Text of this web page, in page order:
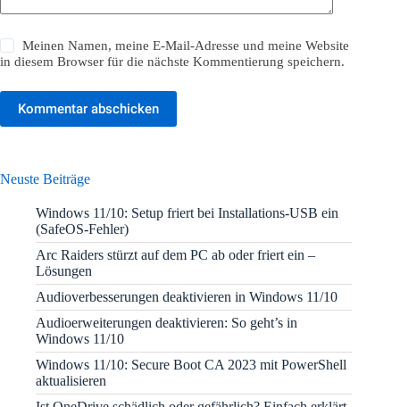
Meinen Namen, meine E-Mail-Adresse und meine Website
in diesem Browser für die nächste Kommentierung speichern.
Kommentar abschicken
Neuste Beiträge
Windows 11/10: Setup friert bei Installations-USB ein
(SafeOS-Fehler)
Arc Raiders stürzt auf dem PC ab oder friert ein –
Lösungen
Audioverbesserungen deaktivieren in Windows 11/10
Audioerweiterungen deaktivieren: So geht’s in
Windows 11/10
Windows 11/10: Secure Boot CA 2023 mit PowerShell
aktualisieren